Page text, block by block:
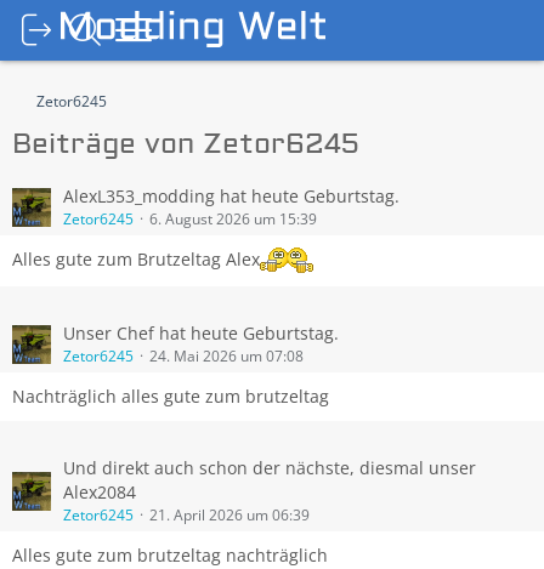
Zetor6245
Beiträge von Zetor6245
AlexL353_modding hat heute Geburtstag.
Zetor6245 6. August 2026 um 15:39
Alles gute zum Brutzeltag Alex
Unser Chef hat heute Geburtstag.
Zetor6245 24. Mai 2026 um 07:08
Nachträglich alles gute zum brutzeltag
Und direkt auch schon der nächste, diesmal unser
Alex2084
Zetor6245 21. April 2026 um 06:39
Alles gute zum brutzeltag nachträglich